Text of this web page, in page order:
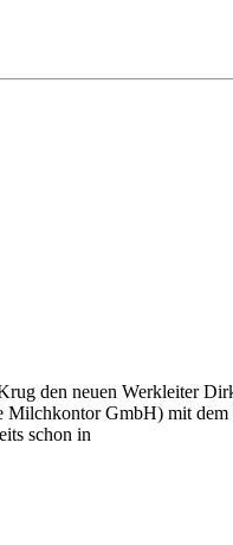
den neuen Werkleiter
GmbH) mit
schon in